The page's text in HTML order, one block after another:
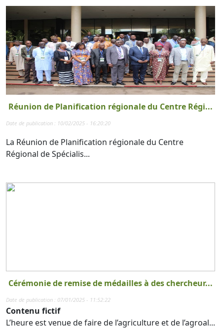
Réunion de Planification régionale du Centre Régi...
Date de publication : 10/02/2025 - 16:20:20
La Réunion de Planification régionale du Centre
Régional de Spécialis...
Cérémonie de remise de médailles à des chercheur...
Date de publication : 07/01/2025 - 11:52:22
Contenu fictif
L’heure est venue de faire de l’agriculture et de l’agroal...